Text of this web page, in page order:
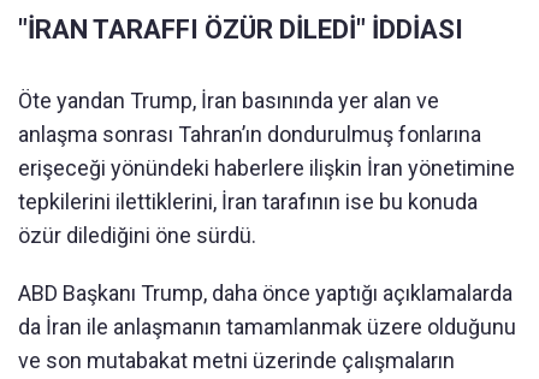
"İRAN TARAFFI ÖZÜR DİLEDİ" İDDİASI
Öte yandan Trump, İran basınında yer alan ve
anlaşma sonrası Tahran’ın dondurulmuş fonlarına
erişeceği yönündeki haberlere ilişkin İran yönetimine
tepkilerini ilettiklerini, İran tarafının ise bu konuda
özür dilediğini öne sürdü.
ABD Başkanı Trump, daha önce yaptığı açıklamalarda
da İran ile anlaşmanın tamamlanmak üzere olduğunu
ve son mutabakat metni üzerinde çalışmaların